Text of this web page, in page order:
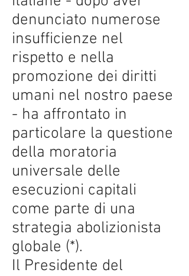
denunciato numerose
insufficienze nel
rispetto e nella
promozione dei diritti
umani nel nostro paese
- ha affrontato in
particolare la questione
della moratoria
universale delle
esecuzioni capitali
come parte di una
strategia abolizionista
globale (*).
Il Presidente del